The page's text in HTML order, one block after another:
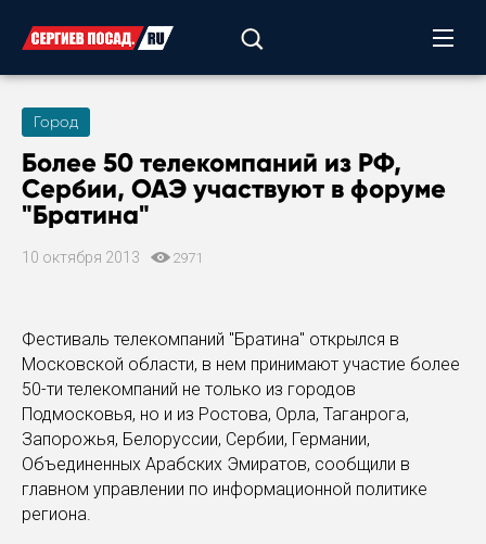
Город
Более 50 телекомпаний из РФ,
Сербии, ОАЭ участвуют в форуме
"Братина"
10 октября 2013 2971
Фестиваль телекомпаний "Братина" открылся в
Московской области, в нем принимают участие более
50-ти телекомпаний не только из городов
Подмосковья, но и из Ростова, Орла, Таганрога,
Запорожья, Белоруссии, Сербии, Германии,
Объединенных Арабских Эмиратов, сообщили в
главном управлении по информационной политике
региона.